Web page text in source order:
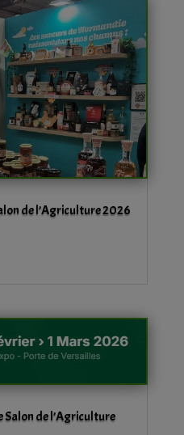
de l’Agriculture 2026
Salon de l’Agriculture